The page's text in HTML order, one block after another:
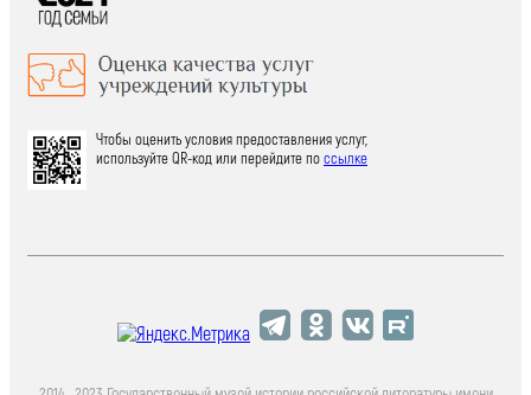
Чтобы оценить условия предоставления услуг,
используйте QR-код или перейдите поссылке